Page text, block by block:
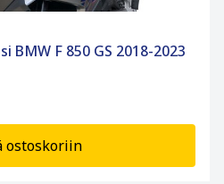
BMW F 850 GS 2018-2023
ostoskoriin